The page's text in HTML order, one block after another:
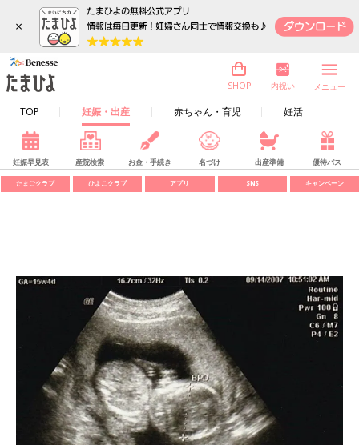
×
TOP 妊娠・出産 赤ちゃん・育児 妊活
SHOP 内祝い メニュー
妊娠早見表 産院検索 お金・手続き 名づけ 出産準備 優待パス
たまごクラブ ひよこクラブ アプリ SNS キャンペーン